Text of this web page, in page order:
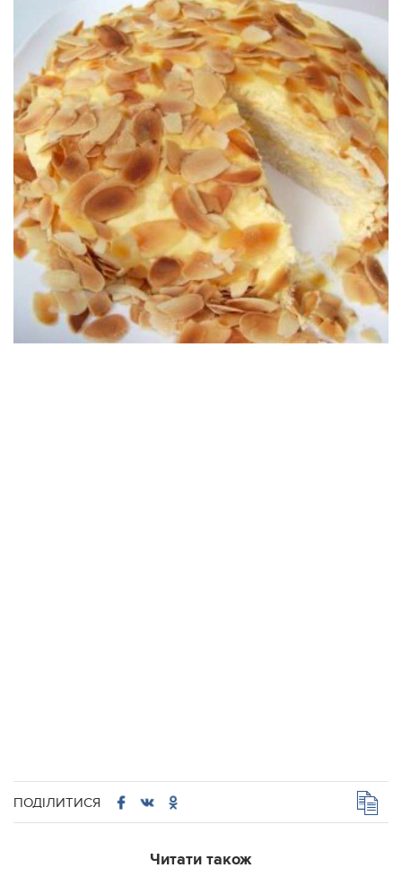
ПОДІЛИТИСЯ
Читати також